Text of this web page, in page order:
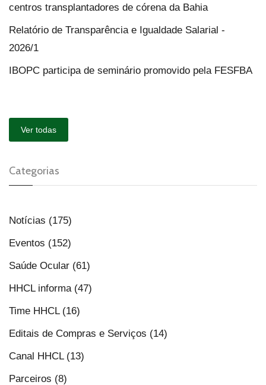
centros transplantadores de córena da Bahia
Relatório de Transparência e Igualdade Salarial -
2026/1
IBOPC participa de seminário promovido pela FESFBA
Ver todas
Categorias
Notícias (175)
Eventos (152)
Saúde Ocular (61)
HHCL informa (47)
Time HHCL (16)
Editais de Compras e Serviços (14)
Canal HHCL (13)
Parceiros (8)